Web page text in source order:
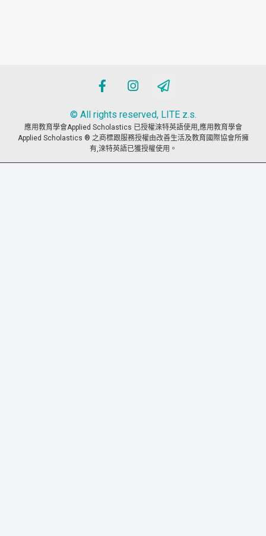
© All rights reserved, LITE z.s.
應用教育學會Applied Scholastics 已授權淶特英語使用,應用教育學會
Applied Scholastics ® 之商標跟服務授權由改善生活及教育國際協會所擁
有,淶特英語已獲授權使用。